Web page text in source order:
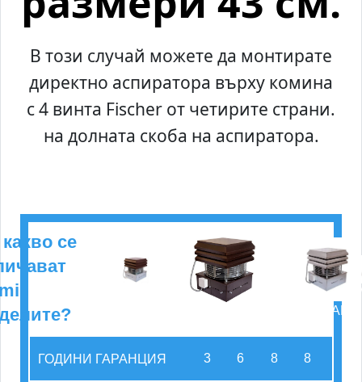
В този случай можете да монтирате
директно аспиратора върху комина
с 4 винта Fischer от четирите страни.
на долната скоба на аспиратора.
се
СТОМАНА
ГОДИНИ ГАРАНЦИЯ 3 6 8 8